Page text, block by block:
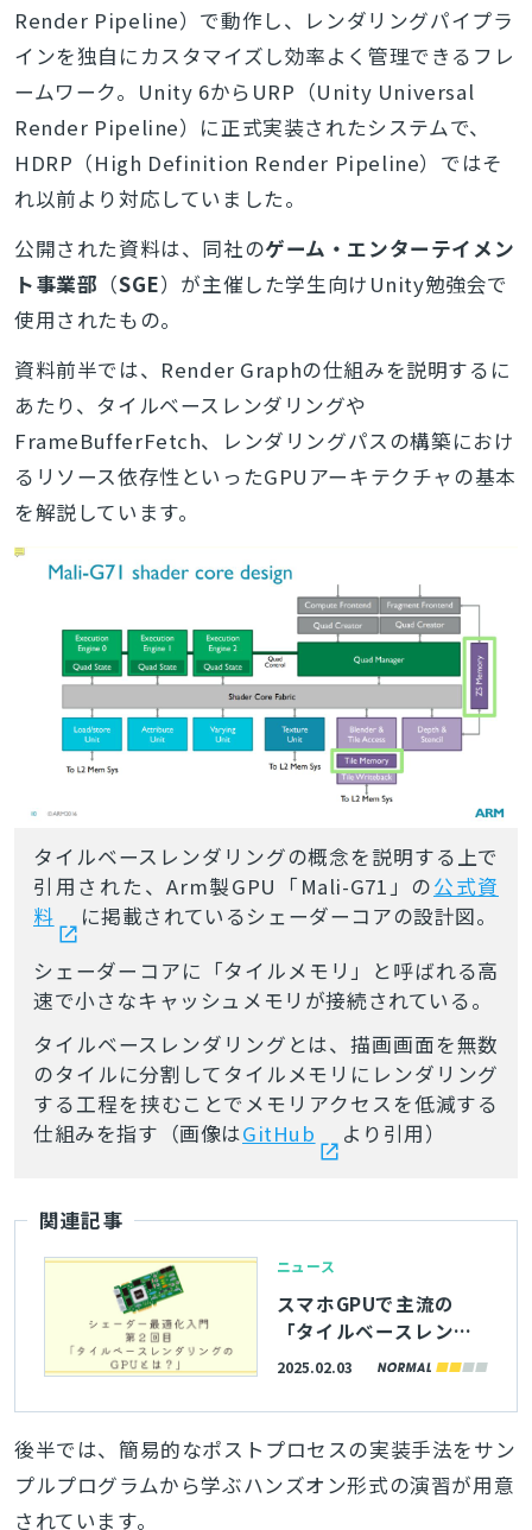
Render Pipeline）で動作し、レンダリングパイプラ
インを独自にカスタマイズし効率よく管理できるフレ
ームワーク。Unity 6からURP（Unity Universal
Render Pipeline）に正式実装されたシステムで、
HDRP（High Definition Render Pipeline）ではそ
れ以前より対応していました。
公開された資料は、同社のゲーム・エンターテイメン
ト事業部 （SGE）が主催した学生向けUnity勉強会で
使用されたもの。
資料前半では、Render Graphの仕組みを説明するに
あたり、タイルベースレンダリングや
FrameBufferFetch、レンダリングパスの構築におけ
るリソース依存性といったGPUアーキテクチャの基本
を解説しています。
タイルベースレンダリングの概念を説明する上で
引用された、Arm製GPU「Mali-G71」の公式資
料
に掲載されているシェーダーコアの設計図。
シェーダーコアに「タイルメモリ」と呼ばれる高
速で小さなキャッシュメモリが接続されている。
タイルベースレンダリングとは、描画画面を無数
のタイルに分割してタイルメモリにレンダリング
する工程を挟むことでメモリアクセスを低減する
仕組みを指す（画像はGitHub より引用）
関連記事
ニュース
スマホGPUで主流の
「タイルベースレンダ
リング」とは？サイバ
ェーダー最適化入門」
記事を公開
2025.02.03
後半では、簡易的なポストプロセスの実装手法をサン
プルプログラムから学ぶハンズオン形式の演習が用意
されています。